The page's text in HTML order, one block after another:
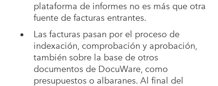
plataforma de informes no es más que otra
fuente de facturas entrantes.
Las facturas pasan por el proceso de
indexación, comprobación y aprobación,
también sobre la base de otros
documentos de DocuWare, como
presupuestos o albaranes. Al final del